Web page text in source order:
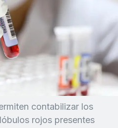
contabilizar los
rojos presentes